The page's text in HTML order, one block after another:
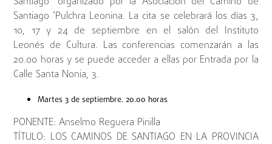
Santiago ‘Pulchra Leonina. La cita se celebrará los días 3,
10, 17 y 24 de septiembre en el salón del Instituto
Leonés de Cultura. Las conferencias comenzarán a las
20.00 horas y se puede acceder a ellas por Entrada por la
Calle Santa Nonia, 3.
Martes 3 de septiembre. 20.00 horas
PONENTE: Anselmo Reguera Pinilla
TÍTULO: LOS CAMINOS DE SANTIAGO EN LA PROVINCIA